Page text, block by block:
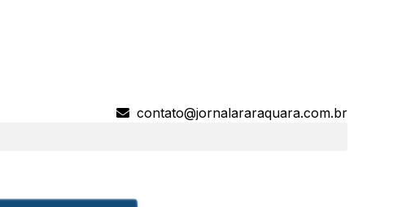
contato@jornalararaquara.com.br